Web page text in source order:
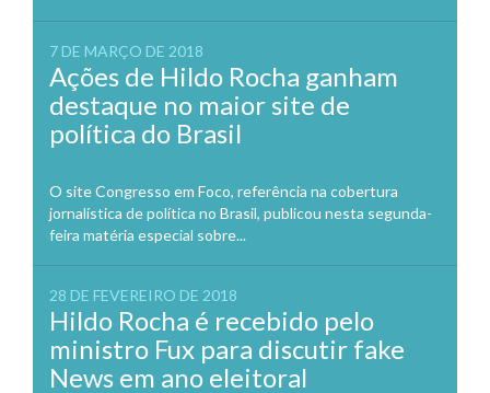
7 DE MARÇO DE 2018
Ações de Hildo Rocha ganham
destaque no maior site de
política do Brasil
O site Congresso em Foco, referência na cobertura
jornalística de política no Brasil, publicou nesta segunda-
feira matéria especial sobre...
28 DE FEVEREIRO DE 2018
Hildo Rocha é recebido pelo
ministro Fux para discutir fake
News em ano eleitoral